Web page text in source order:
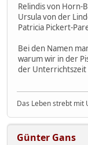
Relindis von Horn-
Ursula von der
Patricia Pickert-
Bei den Namen
warum wir in der
der
Das Leben strebt mit
Günter Gans